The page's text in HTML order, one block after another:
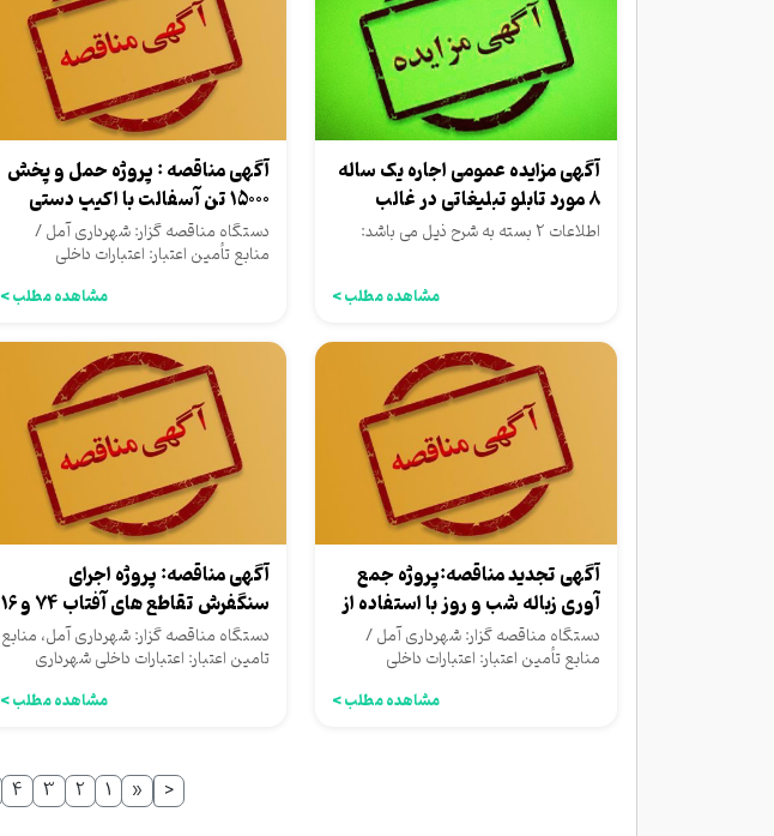
آگهی مزایده عمومی اجاره یک ساله
8 مورد تابلو تبلیغاتی در غالب
2بسته
اطلاعات 2 بسته به شرح ذیل می باشد:
مشاهده مطلب >
آگهی مناقصه : پروژه حمل و پخش
15000 تن آسفالت با اکیپ دستی
دستگاه مناقصه گزار: شهرداری آمل /
منابع تأمین اعتبار: اعتبارات داخلی
مشاهده مطلب >
آگهی تجدید مناقصه:پروژه جمع
آوری زباله شب و روز با استفاده از
ماشین...
دستگاه مناقصه گزار: شهرداری آمل /
منابع تأمین اعتبار: اعتبارات داخلی
شهرداری
مشاهده مطلب >
آگهی مناقصه: پروژه اجرای
سنگفرش تقاطع های آفتاب 74 و 16
دستگاه مناقصه گزار: شهرداری آمل، منابع
تامین اعتبار: اعتبارات داخلی شهرداری
مشاهده مطلب >
<
«
1
2
3
4